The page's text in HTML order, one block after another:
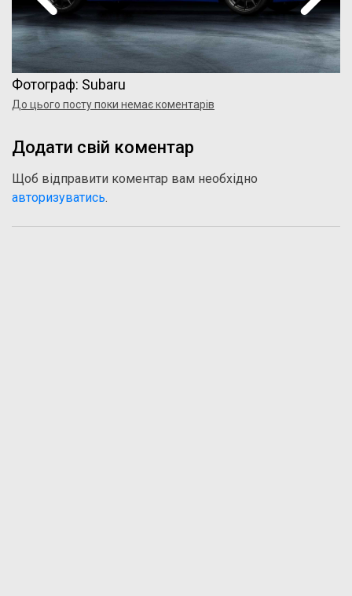
Фотограф: Subaru
До цього посту поки немає коментарів
Додати свій коментар
Щоб відправити коментар вам необхідно
авторизуватись.